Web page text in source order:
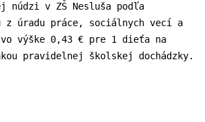
núdzi v ZŠ Nesluša podľa
z úradu práce, sociálnych vecí a
výške 0,43 € pre 1 dieťa na
pravidelnej školskej dochádzky.